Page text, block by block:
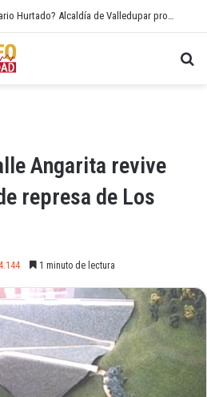
¿Cierre temporal del balneario Hurtado? Alcaldía de Valledupar propone recuperar el río Guatapurí
Angarita revive
represa de Los
4.144 1 minuto de lectura